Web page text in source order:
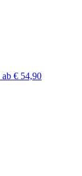
ab € 54,90